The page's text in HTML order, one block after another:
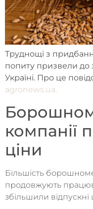
Труднощі з
попиту призвели до
Україні. Про це
agronews.ua.
компанії
ціни
Більшість
продовжують
збільшили